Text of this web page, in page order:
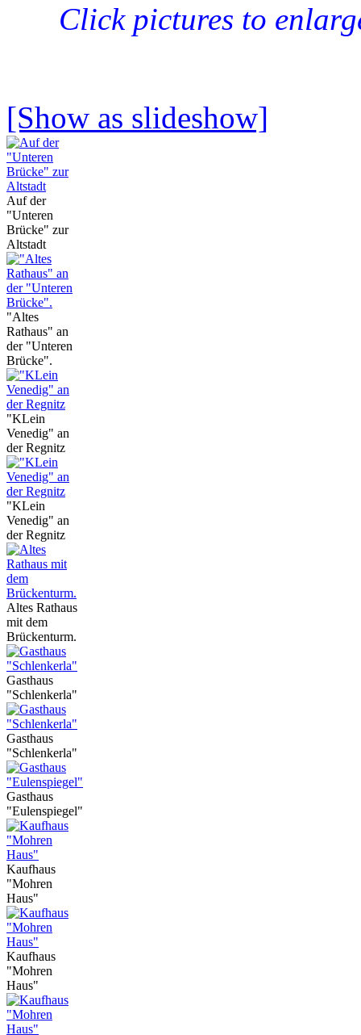
Click pictures to
[Show as slideshow]
Auf der
"Unteren
Brücke" zur
Altstadt
"Altes
Rathaus" an
der "Unteren
Brücke".
"KLein
Venedig" an
der Regnitz
"KLein
Venedig" an
der Regnitz
Altes Rathaus
mit dem
Brückenturm.
Gasthaus
"Schlenkerla"
Gasthaus
"Schlenkerla"
Gasthaus
"Eulenspiegel"
Kaufhaus
"Mohren
Haus"
Kaufhaus
"Mohren
Haus"